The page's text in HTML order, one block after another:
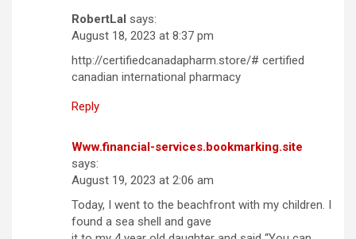
RobertLal says:
August 18, 2023 at 8:37 pm
http://certifiedcanadapharm.store/# certified
canadian international pharmacy
Reply
Www.financial-services.bookmarking.site
says:
August 19, 2023 at 2:06 am
Today, I went to the beachfront with my children. I
found a sea shell and gave